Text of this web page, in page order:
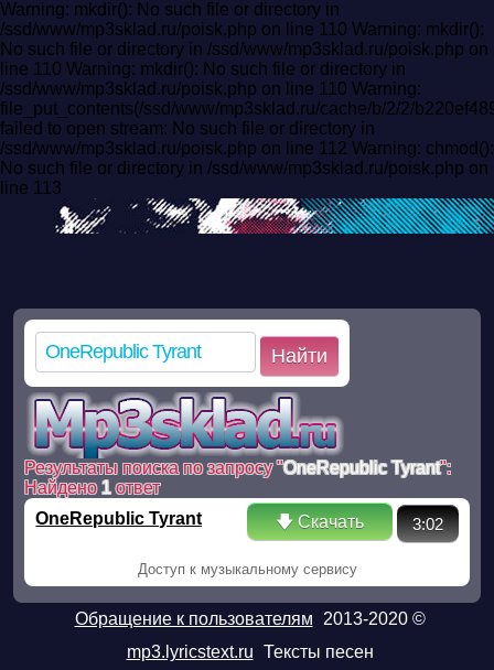
Warning: mkdir(): No such file or directory in
/ssd/www/mp3sklad.ru/poisk.php on line 110 Warning: mkdir():
No such file or directory in /ssd/www/mp3sklad.ru/poisk.php on
line 110 Warning: mkdir(): No such file or directory in
/ssd/www/mp3sklad.ru/poisk.php on line 110 Warning:
file_put_contents(/ssd/www/mp3sklad.ru/cache/b/2/2/
failed to open stream: No such file or directory in
/ssd/www/mp3sklad.ru/poisk.php on line 112 Warning: chmod():
No such file or directory in /ssd/www/mp3sklad.ru/poisk.php on
line 113
Найти
Результаты поиска по запросу "OneRepublic Tyrant":
Найдено1ответ
OneRepublic Tyrant
🡇 Скачать 3:02
Доступ к музыкальному сервису
Обращение к пользователям
2013-2020 ©
mp3.lyricstext.ru Тексты песен